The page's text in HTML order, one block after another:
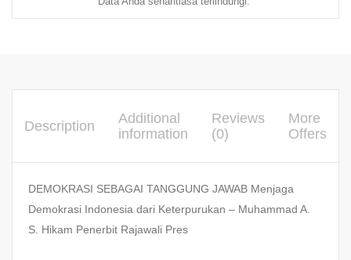
Description
Additional
information
Reviews
(0)
More
Offers
DEMOKRASI SEBAGAI TANGGUNG JAWAB Menjaga
Demokrasi Indonesia dari Keterpurukan – Muhammad A.
S. Hikam Penerbit Rajawali Pres